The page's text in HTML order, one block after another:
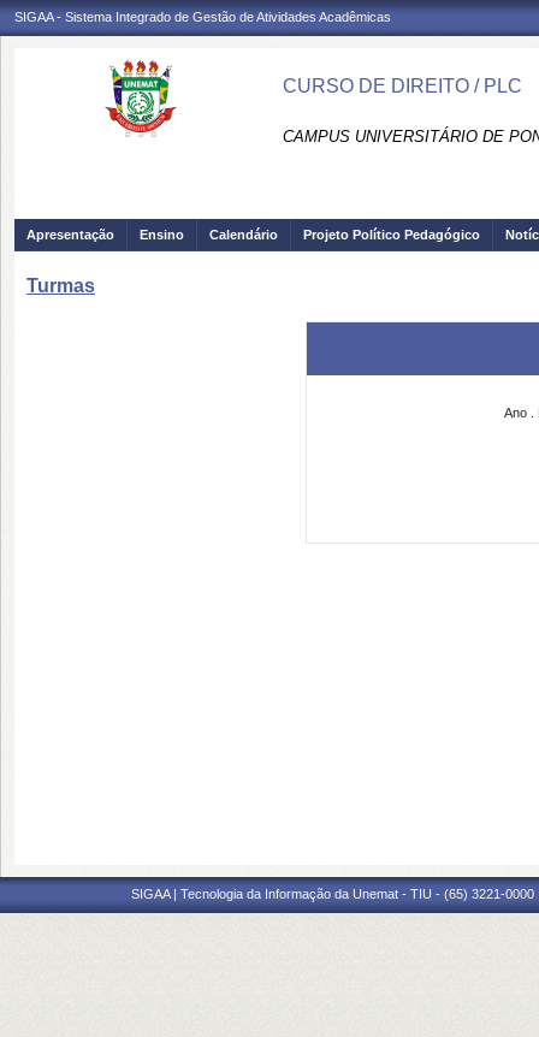
SIGAA - Sistema Integrado de Gestão de Atividades Acadêmicas
CURSO DE DIREITO / PLC
CAMPUS UNIVERSITÁRIO DE
Apresentação Ensino Calendário Projeto Político Pedagógico
Turmas
Ano .
SIGAA | Tecnologia da Informação da Unemat - TIU - (65) 3221-